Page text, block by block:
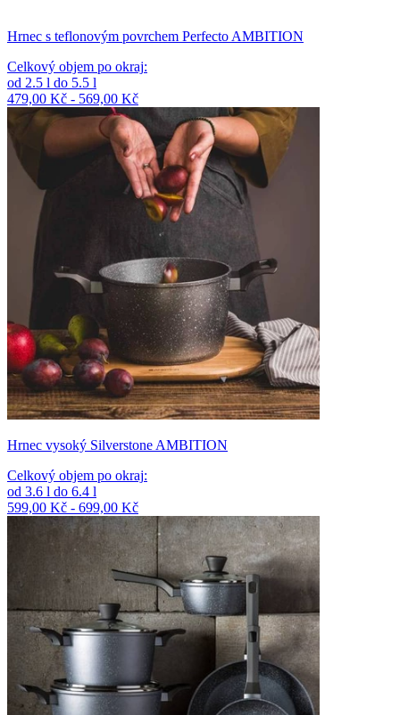
Hrnec s teflonovým povrchem Perfecto AMBITION
Celkový objem po okraj:
od 2.5 l do 5.5 l
479,00 Kč - 569,00 Kč
Hrnec vysoký Silverstone AMBITION
Celkový objem po okraj:
od 3.6 l do 6.4 l
599,00 Kč - 699,00 Kč